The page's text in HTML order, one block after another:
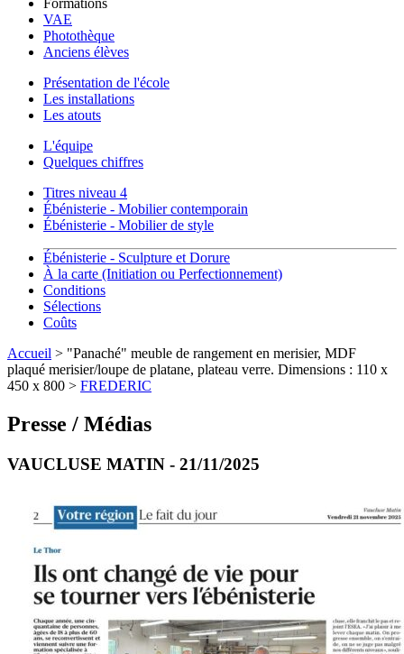
Formations
VAE
Photothèque
Anciens élèves
Présentation de l'école
Les installations
Les atouts
L'équipe
Quelques chiffres
Titres niveau 4
Ébénisterie - Mobilier contemporain
Ébénisterie - Mobilier de style
Ébénisterie - Sculpture et Dorure
À la carte (Initiation ou Perfectionnement)
Conditions
Sélections
Coûts
Accueil > "Panaché" meuble de rangement en merisier, MDF
plaqué merisier/loupe de platane, plateau verre. Dimensions : 110 x
450 x 800 > FREDERIC
Presse / Médias
VAUCLUSE MATIN - 21/11/2025